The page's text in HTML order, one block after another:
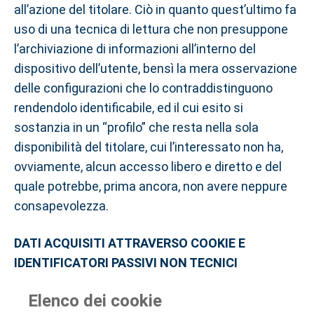
all’azione del titolare. Ciò in quanto quest’ultimo fa
uso di una tecnica di lettura che non presuppone
l’archiviazione di informazioni all’interno del
dispositivo dell’utente, bensì la mera osservazione
delle configurazioni che lo contraddistinguono
rendendolo identificabile, ed il cui esito si
sostanzia in un “profilo” che resta nella sola
disponibilità del titolare, cui l’interessato non ha,
ovviamente, alcun accesso libero e diretto e del
quale potrebbe, prima ancora, non avere neppure
consapevolezza.
DATI ACQUISITI ATTRAVERSO COOKIE E
IDENTIFICATORI PASSIVI NON TECNICI
Elenco dei cookie